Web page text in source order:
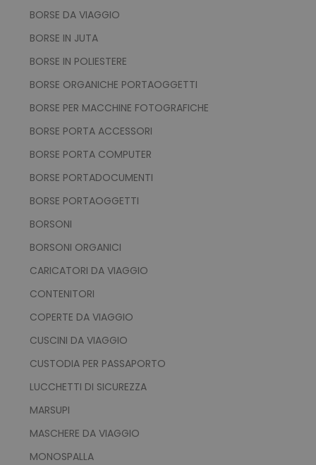
BORSE DA VIAGGIO
BORSE IN JUTA
BORSE IN POLIESTERE
BORSE ORGANICHE PORTAOGGETTI
BORSE PER MACCHINE FOTOGRAFICHE
BORSE PORTA ACCESSORI
BORSE PORTA COMPUTER
BORSE PORTADOCUMENTI
BORSE PORTAOGGETTI
BORSONI
BORSONI ORGANICI
CARICATORI DA VIAGGIO
CONTENITORI
COPERTE DA VIAGGIO
CUSCINI DA VIAGGIO
CUSTODIA PER PASSAPORTO
LUCCHETTI DI SICUREZZA
MARSUPI
MASCHERE DA VIAGGIO
MONOSPALLA